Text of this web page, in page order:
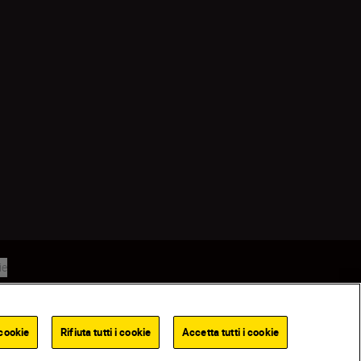
Back to top
Rifiuta tutti i cookie Accetta tutti i cookie